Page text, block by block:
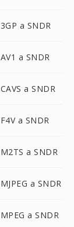
3GP a SNDR
AV1 a SNDR
CAVS a SNDR
F4V a SNDR
M2TS a SNDR
MJPEG a SNDR
MPEG a SNDR